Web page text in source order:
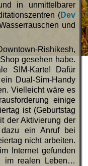
in unmittelbarer
(Dev
und
Rishikesh,
gesehen habe.
SIM-Karte! Dafür
Dual-Sim-Handy
Vielleicht wäre es
einige
ist (Geburtstag
der Aktivierung der
ein Anruf bei
nicht arbeiten.
Internet gefunden
im realen Leben…